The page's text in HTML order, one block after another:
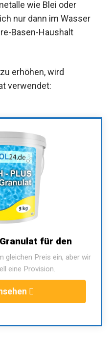
wie Blei oder
nur dann im Wasser
Basen-Haushalt
erhöhen, wird
verwendet:
für den
gleichen Preis ein, aber wir
eine Provision.